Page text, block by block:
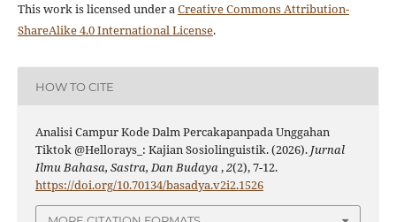
This work is licensed under aCreative Commons Attribution-
ShareAlike 4.0 International License.
HOW TO CITE
Analisi Campur Kode Dalm Percakapanpada Unggahan
Tiktok @Hellorays_: Kajian Sosiolinguistik. (2026). Jurnal
Ilmu Bahasa, Sastra, Dan Budaya,2(2), 7-12.
https://doi.org/10.70134/basadya.v2i2.1526